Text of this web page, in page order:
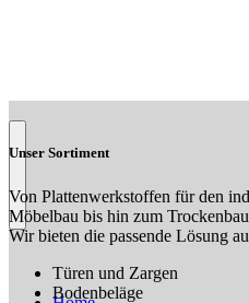
Unser Sortiment
Von Plattenwerkstoffen für den
Möbelbau bis hin zum
Wir bieten die passende Lösung
Türen und Zargen
Bodenbeläge